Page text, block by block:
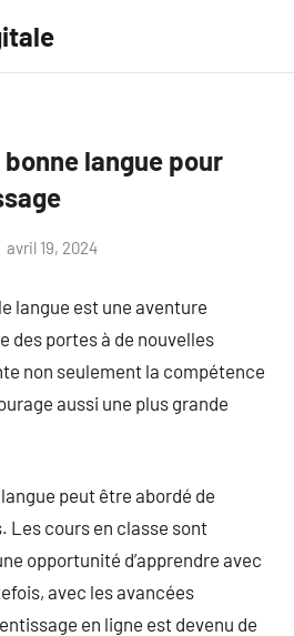
langue pour
avril 19, 2024
langue est une aventure
des portes à de nouvelles
non seulement la compétence
aussi une plus grande
langue peut être abordé de
Les cours en classe sont
opportunité d’apprendre avec
avec les avancées
en ligne est devenu de